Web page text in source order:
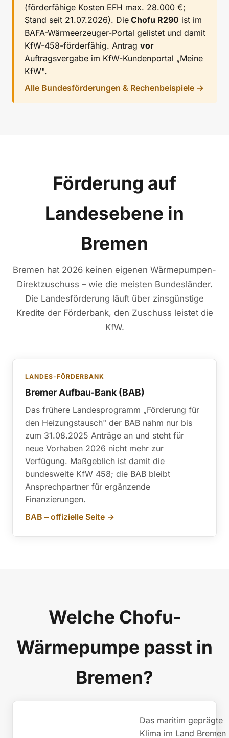
(förderfähige Kosten EFH max. 28.000 €;
Stand seit 21.07.2026). Die Chofu R290 ist im
BAFA-Wärmeerzeuger-Portal gelistet und damit
KfW-458-förderfähig. Antrag vor
Auftragsvergabe im KfW-Kundenportal „Meine
KfW".
Alle Bundesförderungen & Rechenbeispiele →
Förderung auf
Landesebene in
Bremen
Bremen hat 2026 keinen eigenen Wärmepumpen-
Direktzuschuss – wie die meisten Bundesländer.
Die Landesförderung läuft über zinsgünstige
Kredite der Förderbank, den Zuschuss leistet die
KfW.
LANDES-FÖRDERBANK
Bremer Aufbau-Bank (BAB)
Das frühere Landesprogramm „Förderung für
den Heizungstausch" der BAB nahm nur bis
zum 31.08.2025 Anträge an und steht für
neue Vorhaben 2026 nicht mehr zur
Verfügung. Maßgeblich ist damit die
bundesweite KfW 458; die BAB bleibt
Ansprechpartner für ergänzende
Finanzierungen.
BAB – offizielle Seite →
Welche Chofu-
Wärmepumpe passt in
Bremen?
Das maritim geprägte
Klima im Land Bremen